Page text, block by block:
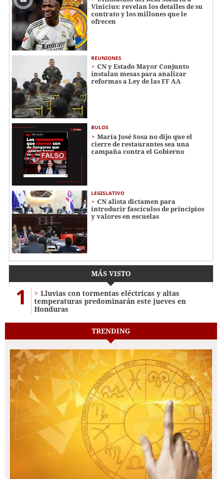
Vinicius: revelan los detalles de su
contrato y los millones que le
ofrecen
REUNIONES
CN y Estado Mayor Conjunto
instalan mesas para analizar
reformas a Ley de las FF AA
BULOS
María José Sosa no dijo que el
cierre de restaurantes sea una
campaña contra el Gobierno
LEGISLATIVO
CN alista dictamen para
introducir fascículos de principios
y valores en escuelas
MÁS VISTO
1
Lluvias con tormentas eléctricas y altas
temperaturas predominarán este jueves en
Honduras
TRENDING